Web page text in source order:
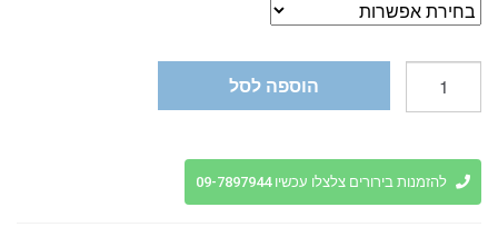
אינדוקציה
מידות
שונות
הוספה לסל
להזמנות בירורים צלצלו עכשיו 09-7897944